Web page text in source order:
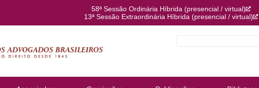
58ª Sessão Ordinária Híbrida (presencial / virtual)
13ª Sessão Extraordinária Híbrida (presencial / virtual)